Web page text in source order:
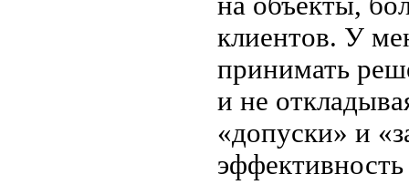
клиентов. У
принимать
и не
«допуски» и